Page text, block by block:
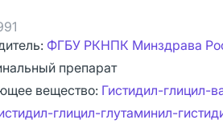
ФГБУ РКНПК Минздрава
препарат
вещество: Гистидил-глицил-
глицил-глутаминил-